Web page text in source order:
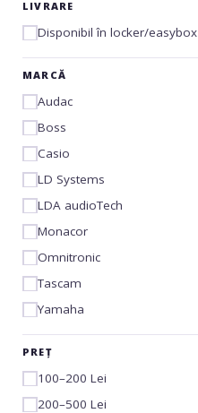
LIVRARE
Disponibil în locker/easybox
MARCĂ
Audac
Boss
Casio
LD Systems
LDA audioTech
Monacor
Omnitronic
Tascam
Yamaha
PREȚ
100–200 Lei
200–500 Lei